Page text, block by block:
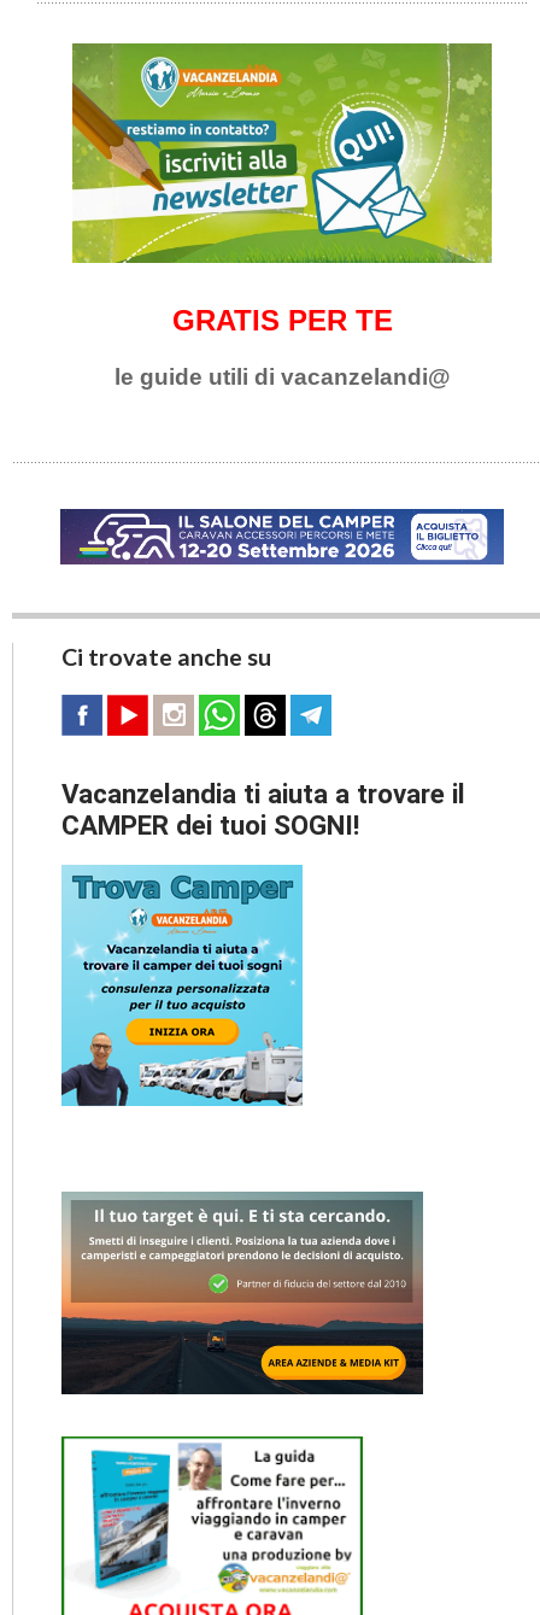
GRATIS PER TE
le guide utili di vacanzelandi@
Ci trovate anche su
Vacanzelandia ti aiuta a trovare il
CAMPER dei tuoi SOGNI!